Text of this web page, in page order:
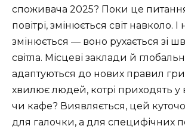
споживача 2025? Поки це
повітрі, змінюється світ навколо. І
змінюється — воно рухається зі
світла. Місцеві заклади й
адаптуються до нових правил
хвилює людей, котрі приходять у
чи кафе? Виявляється, цей
для галочки, а для специфічних